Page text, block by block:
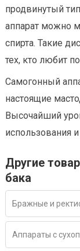
продвинутый
аппарат можно
спирта. Такие
тех, кто любит
Самогонный
настоящие
Высочайший
использования
Другие
бака
Бражные и
Аппараты с